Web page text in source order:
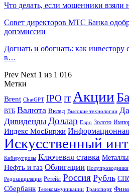
Что делать, если мошенники
Совет директоров МТС Банка
допэмиссии
Догнать и обогнать: как
в…
Prev Next 1 из 1 016
Метки
Brent ChatGPT IPO IT Акции
ВТБ Валюта Вклад Высокие технологии
Дивиденды Доллар Евро Золото
Индекс МосБиржи Информационная
Искусственный
Киберугрозы Ключевая ставка
Нефть и газ Облигации Полупроводники
Редомициляция Ретейл Россия Рубль
Сбербанк Телекоммуникации Транспорт